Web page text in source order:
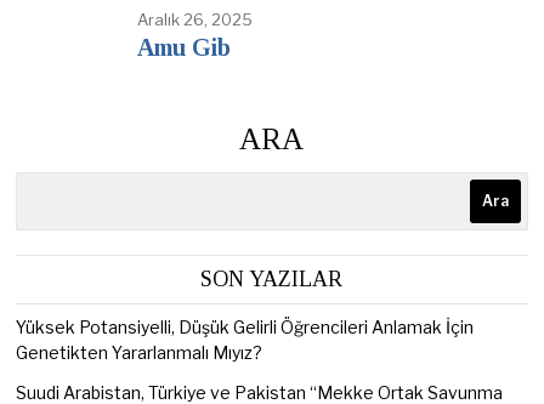
Aralık 26, 2025
Amu Gib
ARA
Ara
SON YAZILAR
Yüksek Potansiyelli, Düşük Gelirli Öğrencileri Anlamak İçin
Genetikten Yararlanmalı Mıyız?
Suudi Arabistan, Türkiye ve Pakistan “Mekke Ortak Savunma